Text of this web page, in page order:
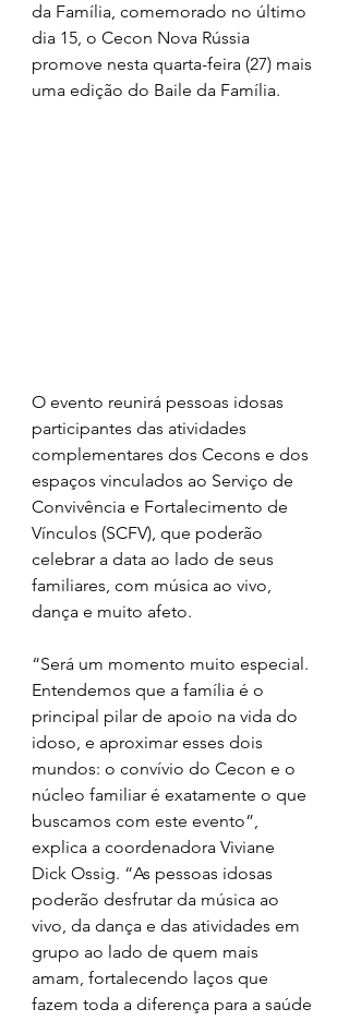
da Família, comemorado no último
dia 15, o Cecon Nova Rússia
promove nesta quarta-feira (27) mais
uma edição do Baile da Família.
O evento reunirá pessoas idosas
participantes das atividades
complementares dos Cecons e dos
espaços vinculados ao Serviço de
Convivência e Fortalecimento de
Vínculos (SCFV), que poderão
celebrar a data ao lado de seus
familiares, com música ao vivo,
dança e muito afeto.
“Será um momento muito especial.
Entendemos que a família é o
principal pilar de apoio na vida do
idoso, e aproximar esses dois
mundos: o convívio do Cecon e o
núcleo familiar é exatamente o que
buscamos com este evento”,
explica a coordenadora Viviane
Dick Ossig. “As pessoas idosas
poderão desfrutar da música ao
vivo, da dança e das atividades em
grupo ao lado de quem mais
amam, fortalecendo laços que
fazem toda a diferença para a saúde